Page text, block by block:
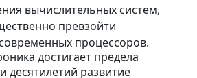
вычислительных систем,
превзойти
процессоров.
достигает предела
десятилетий развитие